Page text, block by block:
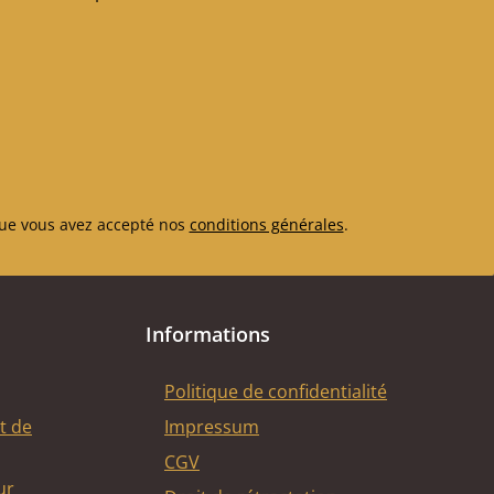
vous avez accepté nos conditions générales.
de
Informations
Politique de confidentialité
Impressum
CGV